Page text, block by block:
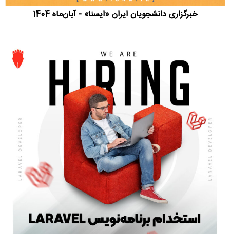
خبرگزاری دانشجویان ایران «ایسنا» - آبان‌ماه 1404